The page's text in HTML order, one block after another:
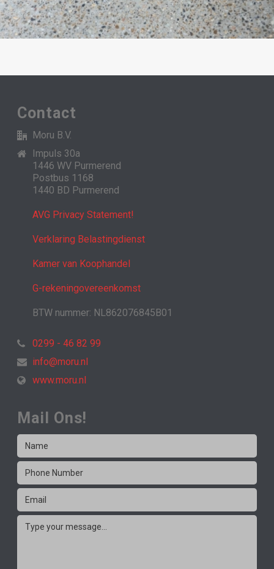
Contact
Moru B.V.
Impuls 30a
1446 WV Purmerend
Postbus 1168
1440 BD Purmerend
AVG Privacy Statement!
Verklaring Belastingdienst
Kamer van Koophandel
G-rekeningovereenkomst
BTW nummer: NL862076845B01
0299 - 46 82 99
info@moru.nl
www.moru.nl
Mail Ons!